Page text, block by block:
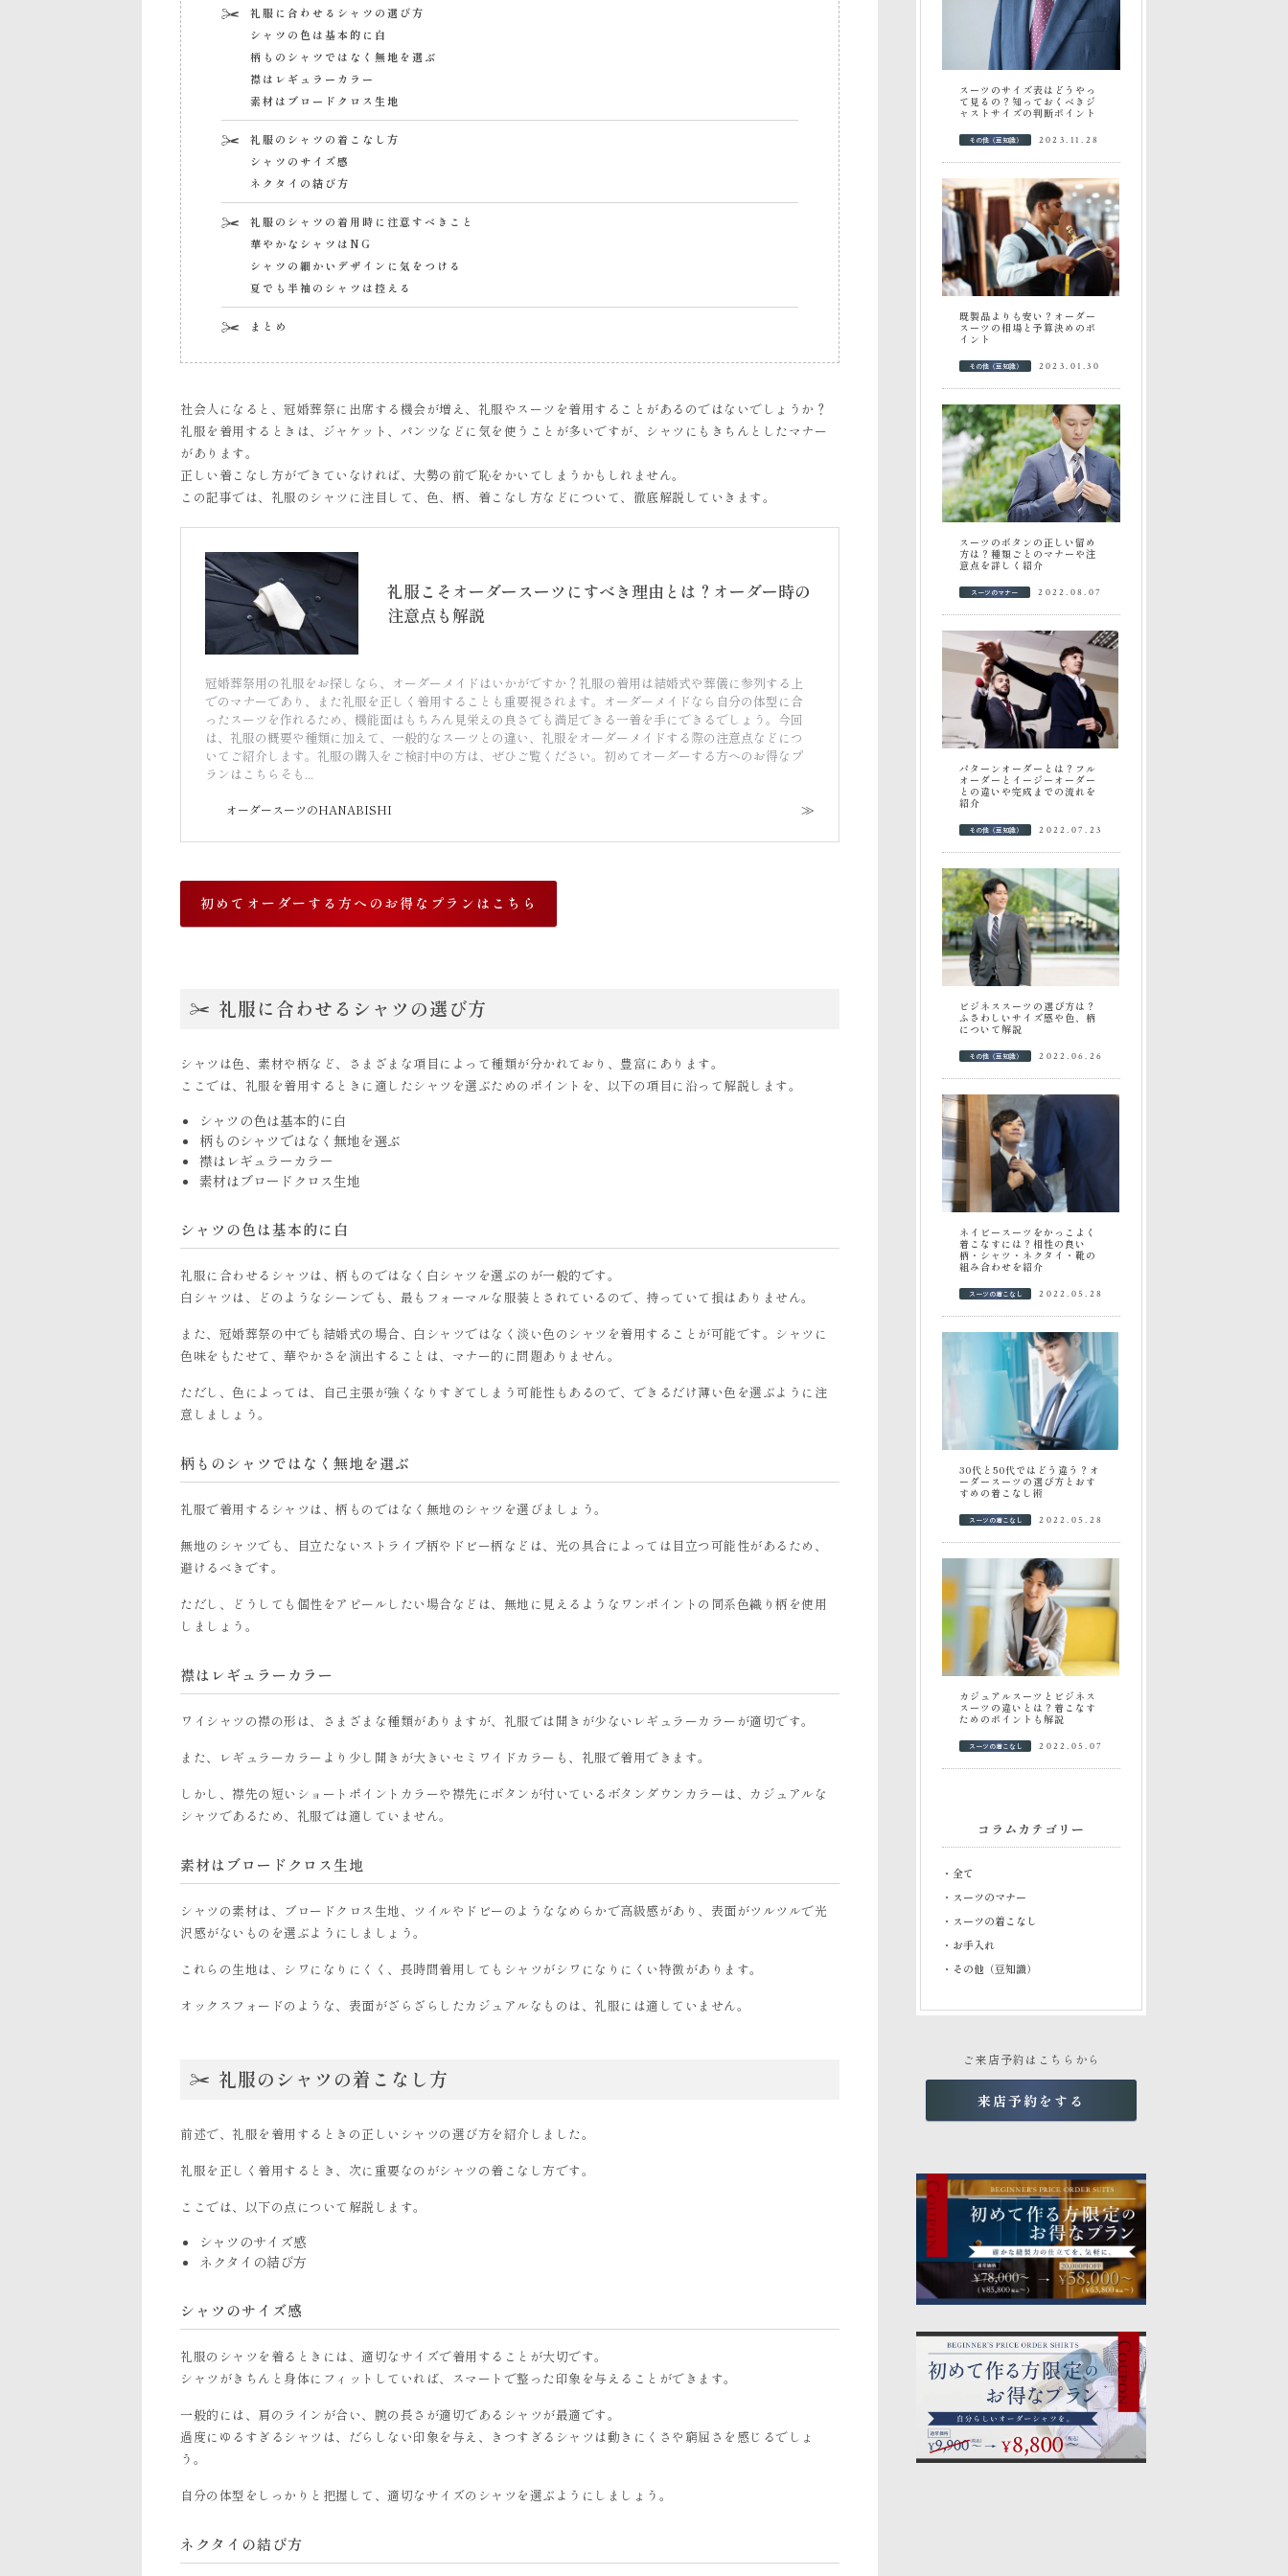
礼服に合わせるシャツの選び方
シャツの色は基本的に白
柄ものシャツではなく無地を選ぶ
襟はレギュラーカラー
素材はブロードクロス生地
礼服のシャツの着こなし方
シャツのサイズ感
ネクタイの結び方
礼服のシャツの着用時に注意すべきこと
華やかなシャツはNG
シャツの細かいデザインに気をつける
夏でも半袖のシャツは控える
まとめ
社会人になると、冠婚葬祭に出席する機会が増え、礼服やスーツを着用することがあるのではないでしょうか？
礼服を着用するときは、ジャケット、パンツなどに気を使うことが多いですが、シャツにもきちんとしたマナー
があります。
正しい着こなし方ができていなければ、大勢の前で恥をかいてしまうかもしれません。
この記事では、礼服のシャツに注目して、色、柄、着こなし方などについて、徹底解説していきます。
礼服こそオーダースーツにすべき理由とは？オーダー時の
注意点も解説
冠婚葬祭用の礼服をお探しなら、オーダーメイドはいかがですか？礼服の着用は結婚式や葬儀に参列する上
でのマナーであり、また礼服を正しく着用することも重要視されます。オーダーメイドなら自分の体型に合
ったスーツを作れるため、機能面はもちろん見栄えの良さでも満足できる一着を手にできるでしょう。今回
は、礼服の概要や種類に加えて、一般的なスーツとの違い、礼服をオーダーメイドする際の注意点などにつ
いてご紹介します。礼服の購入をご検討中の方は、ぜひご覧ください。初めてオーダーする方へのお得なプ
ランはこちらそも...
オーダースーツのHANABISHI
初めてオーダーする方へのお得なプランはこちら
礼服に合わせるシャツの選び方
シャツは色、素材や柄など、さまざまな項目によって種類が分かれており、豊富にあります。
ここでは、礼服を着用するときに適したシャツを選ぶためのポイントを、以下の項目に沿って解説します。
シャツの色は基本的に白
柄ものシャツではなく無地を選ぶ
襟はレギュラーカラー
素材はブロードクロス生地
シャツの色は基本的に白
礼服に合わせるシャツは、柄ものではなく白シャツを選ぶのが一般的です。
白シャツは、どのようなシーンでも、最もフォーマルな服装とされているので、持っていて損はありません。
また、冠婚葬祭の中でも結婚式の場合、白シャツではなく淡い色のシャツを着用することが可能です。シャツに
色味をもたせて、華やかさを演出することは、マナー的に問題ありません。
ただし、色によっては、自己主張が強くなりすぎてしまう可能性もあるので、できるだけ薄い色を選ぶように注
意しましょう。
柄ものシャツではなく無地を選ぶ
礼服で着用するシャツは、柄ものではなく無地のシャツを選びましょう。
無地のシャツでも、目立たないストライプ柄やドビー柄などは、光の具合によっては目立つ可能性があるため、
避けるべきです。
ただし、どうしても個性をアピールしたい場合などは、無地に見えるようなワンポイントの同系色織り柄を使用
しましょう。
襟はレギュラーカラー
ワイシャツの襟の形は、さまざまな種類がありますが、礼服では開きが少ないレギュラーカラーが適切です。
また、レギュラーカラーより少し開きが大きいセミワイドカラーも、礼服で着用できます。
しかし、襟先の短いショートポイントカラーや襟先にボタンが付いているボタンダウンカラーは、カジュアルな
シャツであるため、礼服では適していません。
素材はブロードクロス生地
シャツの素材は、ブロードクロス生地、ツイルやドビーのようななめらかで高級感があり、表面がツルツルで光
沢感がないものを選ぶようにしましょう。
これらの生地は、シワになりにくく、長時間着用してもシャツがシワになりにくい特徴があります。
オックスフォードのような、表面がざらざらしたカジュアルなものは、礼服には適していません。
礼服のシャツの着こなし方
前述で、礼服を着用するときの正しいシャツの選び方を紹介しました。
礼服を正しく着用するとき、次に重要なのがシャツの着こなし方です。
ここでは、以下の点について解説します。
シャツのサイズ感
ネクタイの結び方
シャツのサイズ感
礼服のシャツを着るときには、適切なサイズで着用することが大切です。
シャツがきちんと身体にフィットしていれば、スマートで整った印象を与えることができます。
一般的には、肩のラインが合い、腕の長さが適切であるシャツが最適です。
過度にゆるすぎるシャツは、だらしない印象を与え、きつすぎるシャツは動きにくさや窮屈さを感じるでしょ
う。
自分の体型をしっかりと把握して、適切なサイズのシャツを選ぶようにしましょう。
ネクタイの結び方
スーツのサイズ表はどうやっ
て見るの？知っておくべきジ
ャストサイズの判断ポイント
その他（豆知識） 2023.11.28
既製品よりも安い？オーダー
スーツの相場と予算決めのポ
イント
その他（豆知識） 2023.01.30
スーツのボタンの正しい留め
方は？種類ごとのマナーや注
意点を詳しく紹介
スーツのマナー 2022.08.07
パターンオーダーとは？フル
オーダーとイージーオーダー
との違いや完成までの流れを
紹介
その他（豆知識） 2022.07.23
ビジネススーツの選び方は？
ふさわしいサイズ感や色、柄
について解説
その他（豆知識） 2022.06.26
ネイビースーツをかっこよく
着こなすには？相性の良い
柄・シャツ・ネクタイ・靴の
組み合わせを紹介
スーツの着こなし 2022.05.28
30代と50代ではどう違う？オ
ーダースーツの選び方とおす
すめの着こなし術
スーツの着こなし 2022.05.28
カジュアルスーツとビジネス
スーツの違いとは？着こなす
ためのポイントも解説
スーツの着こなし 2022.05.07
コラムカテゴリー
・全て
・スーツのマナー
・スーツの着こなし
・お手入れ
・その他（豆知識）
ご来店予約はこちらから
来店予約をする